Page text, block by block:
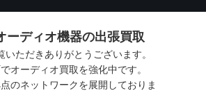
ーディオ機器の出張買取
いただきありがとうございます。
オーディオ買取を強化中です。
のネットワークを展開しておりま